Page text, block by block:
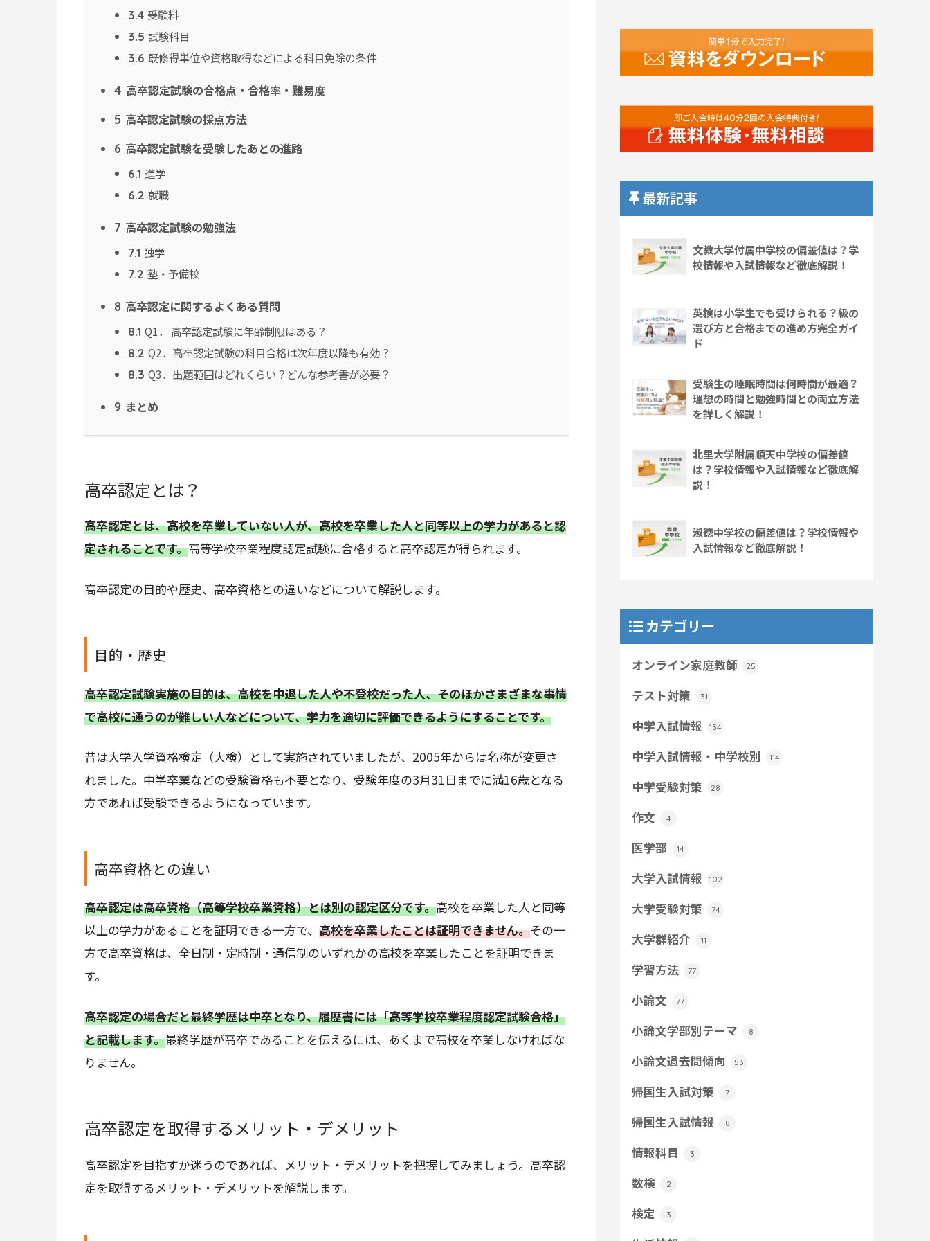
3.4 受験料
3.5 試験科目
3.6 既修得単位や資格取得などによる科目免除の条件
4 高卒認定試験の合格点・合格率・難易度
5 高卒認定試験の採点方法
6 高卒認定試験を受験したあとの進路
6.1 進学
6.2 就職
7 高卒認定試験の勉強法
7.1 独学
7.2 塾・予備校
8 高卒認定に関するよくある質問
8.1 Q1． 高卒認定試験に年齢制限はある？
8.2 Q2．高卒認定試験の科目合格は次年度以降も有効？
8.3 Q3．出題範囲はどれくらい？どんな参考書が必要？
9 まとめ
高卒認定とは？
高卒認定とは、高校を卒業していない人が、高校を卒業した人と同等以上の学力があると認
定されることです。高等学校卒業程度認定試験に合格すると高卒認定が得られます。
高卒認定の目的や歴史、高卒資格との違いなどについて解説します。
目的・歴史
高卒認定試験実施の目的は、高校を中退した人や不登校だった人、そのほかさまざまな事情
で高校に通うのが難しい人などについて、学力を適切に評価できるようにすることです。
昔は大学入学資格検定（大検）として実施されていましたが、2005年からは名称が変更さ
れました。中学卒業などの受験資格も不要となり、受験年度の3月31日までに満16歳となる
方であれば受験できるようになっています。
高卒資格との違い
高卒認定は高卒資格（高等学校卒業資格）とは別の認定区分です。高校を卒業した人と同等
以上の学力があることを証明できる一方で、 高校を卒業したことは証明できません。その一
方で高卒資格は、全日制・定時制・通信制のいずれかの高校を卒業したことを証明できま
す。
高卒認定の場合だと最終学歴は中卒となり、履歴書には「高等学校卒業程度認定試験合格」
と記載します。最終学歴が高卒であることを伝えるには、あくまで高校を卒業しなければな
りません。
高卒認定を取得するメリット・デメリット
高卒認定を目指すか迷うのであれば、メリット・デメリットを把握してみましょう。高卒認
定を取得するメリット・デメリットを解説します。
最新記事
文教大学付属中学校の偏差値は？学
校情報や入試情報など徹底解説！
英検は小学生でも受けられる？級の
選び方と合格までの進め方完全ガイ
ド
受験生の睡眠時間は何時間が最適？
理想の時間と勉強時間との両立方法
を詳しく解説！
北里大学附属順天中学校の偏差値
は？学校情報や入試情報など徹底解
説！
淑徳中学校の偏差値は？学校情報や
入試情報など徹底解説！
カテゴリー
オンライン家庭教師 25
テスト対策 31
中学入試情報 134
中学入試情報・中学校別 114
中学受験対策 28
作文 4
医学部 14
大学入試情報 102
大学受験対策 74
大学群紹介 11
学習方法 77
小論文 77
小論文学部別テーマ 8
小論文過去問傾向 53
帰国生入試対策 7
帰国生入試情報 8
情報科目 3
数検 2
検定 3